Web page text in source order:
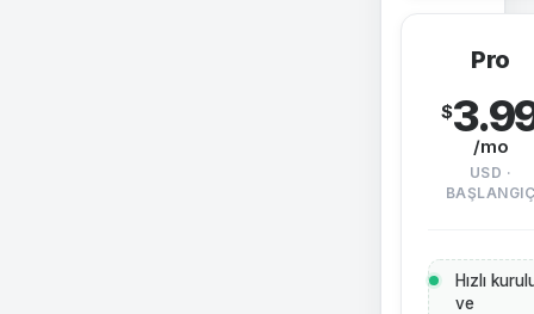
Pro
$
/mo
USD ·
Hızlı
ve